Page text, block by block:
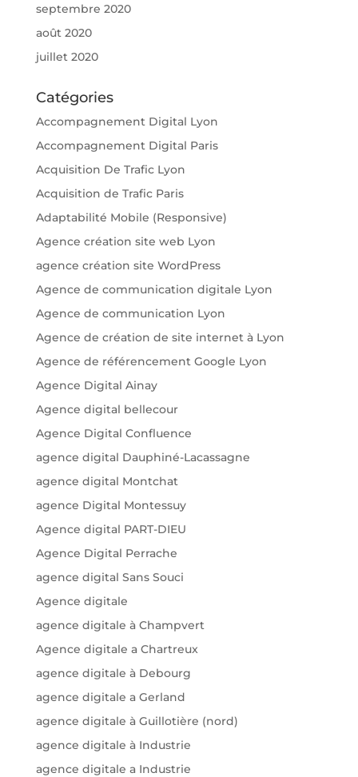
septembre 2020
août 2020
juillet 2020
Catégories
Accompagnement Digital Lyon
Accompagnement Digital Paris
Acquisition De Trafic Lyon
Acquisition de Trafic Paris
Adaptabilité Mobile (Responsive)
Agence création site web Lyon
agence création site WordPress
Agence de communication digitale Lyon
Agence de communication Lyon
Agence de création de site internet à Lyon
Agence de référencement Google Lyon
Agence Digital Ainay
Agence digital bellecour
Agence Digital Confluence
agence digital Dauphiné-Lacassagne
agence digital Montchat
agence Digital Montessuy
Agence digital PART-DIEU
Agence Digital Perrache
agence digital Sans Souci
Agence digitale
agence digitale à Champvert
Agence digitale a Chartreux
agence digitale à Debourg
agence digitale a Gerland
agence digitale à Guillotière (nord)
agence digitale à Industrie
agence digitale a Industrie